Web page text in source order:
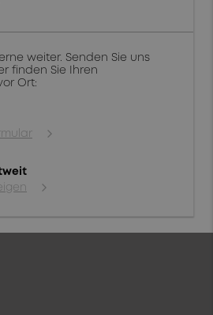
weiter. Senden Sie uns
finden Sie Ihren
Ort: